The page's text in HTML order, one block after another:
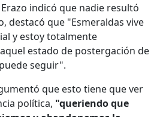
indicó que nadie resultó
destacó que "Esmeraldas vive
y estoy totalmente
estado de postergación de
seguir".
que esto tiene que ver
política, "queriendo que